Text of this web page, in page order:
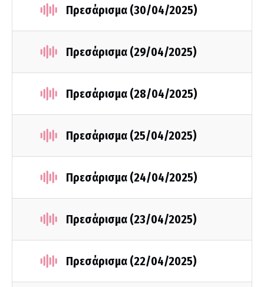
Πρεσάρισμα (30/04/2025)
Πρεσάρισμα (29/04/2025)
Πρεσάρισμα (28/04/2025)
Πρεσάρισμα (25/04/2025)
Πρεσάρισμα (24/04/2025)
Πρεσάρισμα (23/04/2025)
Πρεσάρισμα (22/04/2025)